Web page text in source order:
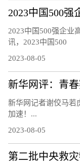
2023中国500强企业
讯，2023中国500
2023-08-05
新华网评：青
新华网记者谢佼马若
加速！...
2023-08-05